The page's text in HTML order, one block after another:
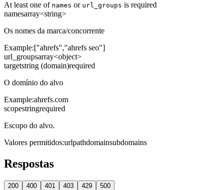
At least one of names or url_groups is required
namesarray<string>
Os nomes da marca/concorrente
Example:["ahrefs","ahrefs seo"]
url_groupsarray<object>
targetstring (domain)required
O domínio do alvo
Example:ahrefs.com
scopestringrequired
Escopo do alvo.
Valores permitidos:urlpathdomainsubdomains
Respostas
200 400 401 403 429 500